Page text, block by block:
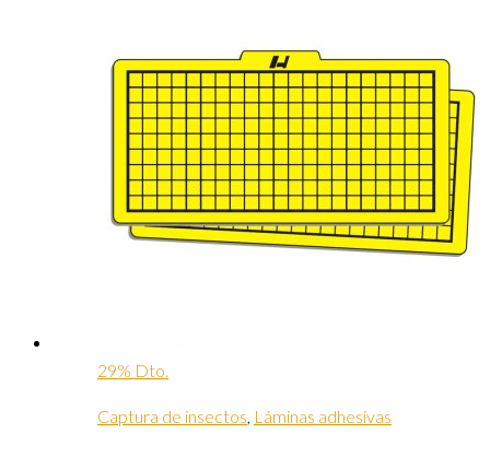
29% Dto.
Captura de insectos, Láminas adhesivas